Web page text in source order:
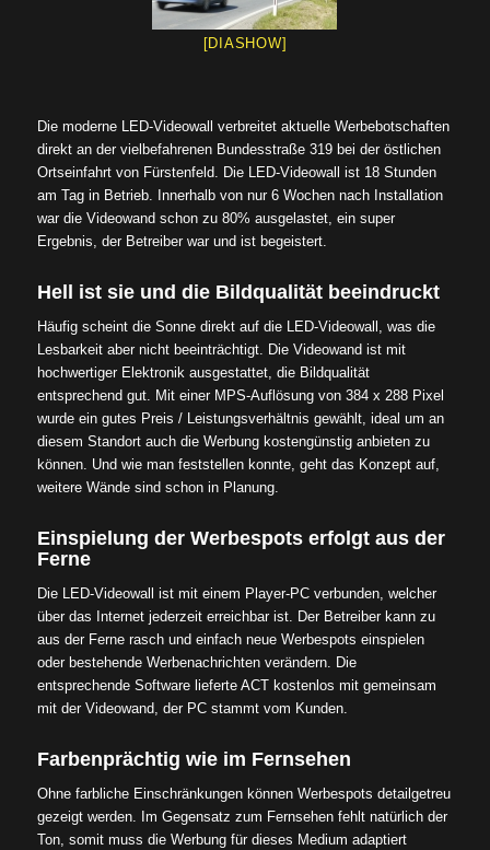
[DIASHOW]
Die moderne LED-Videowall verbreitet aktuelle Werbebotschaften
direkt an der vielbefahrenen Bundesstraße 319 bei der östlichen
Ortseinfahrt von Fürstenfeld. Die LED-Videowall ist 18 Stunden
am Tag in Betrieb. Innerhalb von nur 6 Wochen nach Installation
war die Videowand schon zu 80% ausgelastet, ein super
Ergebnis, der Betreiber war und ist begeistert.
Hell ist sie und die Bildqualität beeindruckt
Häufig scheint die Sonne direkt auf die LED-Videowall, was die
Lesbarkeit aber nicht beeinträchtigt. Die Videowand ist mit
hochwertiger Elektronik ausgestattet, die Bildqualität
entsprechend gut. Mit einer MPS-Auflösung von 384 x 288 Pixel
wurde ein gutes Preis / Leistungsverhältnis gewählt, ideal um an
diesem Standort auch die Werbung kostengünstig anbieten zu
können. Und wie man feststellen konnte, geht das Konzept auf,
weitere Wände sind schon in Planung.
Einspielung der Werbespots erfolgt aus der
Ferne
Die LED-Videowall ist mit einem Player-PC verbunden, welcher
über das Internet jederzeit erreichbar ist. Der Betreiber kann zu
aus der Ferne rasch und einfach neue Werbespots einspielen
oder bestehende Werbenachrichten verändern. Die
entsprechende Software lieferte ACT kostenlos mit gemeinsam
mit der Videowand, der PC stammt vom Kunden.
Farbenprächtig wie im Fernsehen
Ohne farbliche Einschränkungen können Werbespots detailgetreu
gezeigt werden. Im Gegensatz zum Fernsehen fehlt natürlich der
Ton, somit muss die Werbung für dieses Medium adaptiert